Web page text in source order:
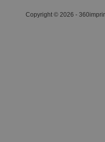
Copyright © 2026 -